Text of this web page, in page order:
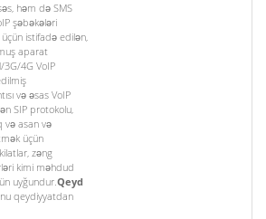
həm də SMS
şəbəkələri
istifadə edilən,
aparat
3G/4G VoIP
və əsas VoIP
SIP protokolu,
və asan və
üçün
zəng
kimi məhdud
uyğundur.Qeyd
qeydiyyatdan